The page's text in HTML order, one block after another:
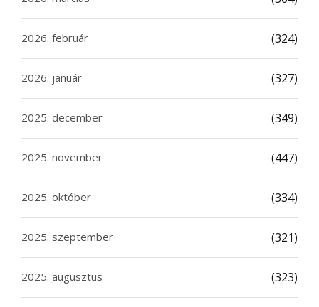
2026. február (324)
2026. január (327)
2025. december (349)
2025. november (447)
2025. október (334)
2025. szeptember (321)
2025. augusztus (323)